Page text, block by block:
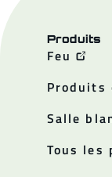
Produits
Feu
Produits
Salle
Tous les